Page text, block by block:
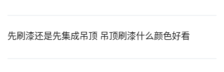
先刷漆还是先集成吊顶 吊顶刷漆什么颜色好看